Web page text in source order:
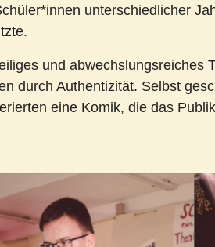
unterschiedlicher
und abwechslungsreiches
durch Authentizität. Selbst
eine Komik, die das